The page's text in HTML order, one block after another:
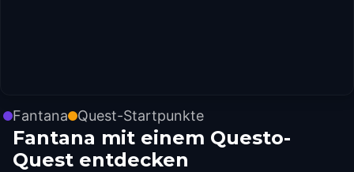
Fantana Quest-Startpunkte
Fantana mit einem Questo-
Quest entdecken